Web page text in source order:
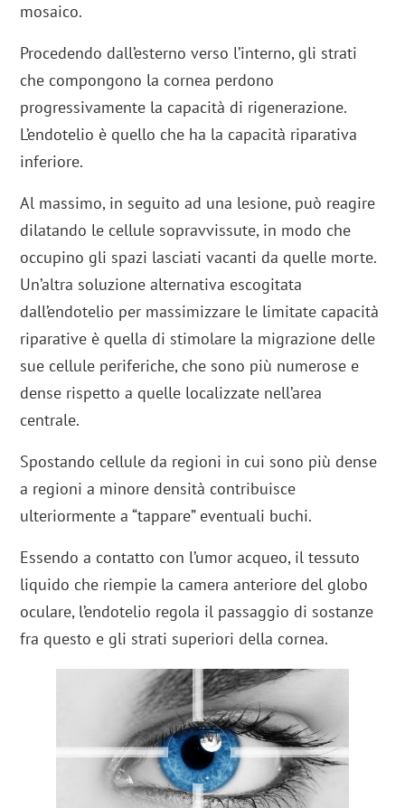
mosaico.
Procedendo dall’esterno verso l’interno, gli strati
che compongono la cornea perdono
progressivamente la capacità di rigenerazione.
L’endotelio è quello che ha la capacità riparativa
inferiore.
Al massimo, in seguito ad una lesione, può reagire
dilatando le cellule sopravvissute, in modo che
occupino gli spazi lasciati vacanti da quelle morte.
Un’altra soluzione alternativa escogitata
dall’endotelio per massimizzare le limitate capacità
riparative è quella di stimolare la migrazione delle
sue cellule periferiche, che sono più numerose e
dense rispetto a quelle localizzate nell’area
centrale.
Spostando cellule da regioni in cui sono più dense
a regioni a minore densità contribuisce
ulteriormente a “tappare” eventuali buchi.
Essendo a contatto con l’umor acqueo, il tessuto
liquido che riempie la camera anteriore del globo
oculare, l’endotelio regola il passaggio di sostanze
fra questo e gli strati superiori della cornea.